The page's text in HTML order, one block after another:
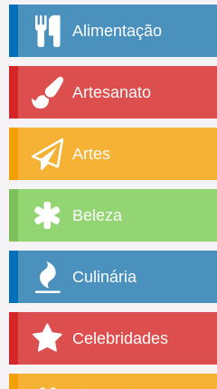
Alimentação
Artesanato
Artes
Beleza
Culinária
Celebridades